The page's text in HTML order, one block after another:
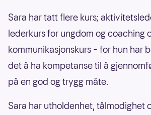
Sara har tatt flere kurs;
lederkurs for ungdom og coaching
kommunikasjonskurs – for hun har
det å ha kompetanse til å
på en god og trygg måte.
Sara har utholdenhet, tålmodighet